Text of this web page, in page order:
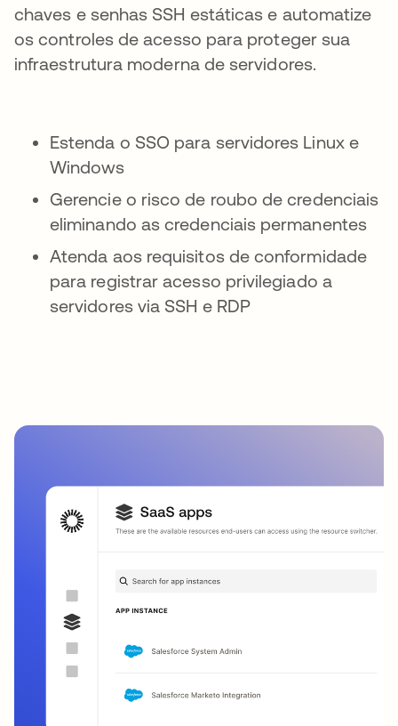
chaves e senhas SSH estáticas e automatize
os controles de acesso para proteger sua
infraestrutura moderna de servidores.
Estenda o SSO para servidores Linux e
Windows
Gerencie o risco de roubo de credenciais
eliminando as credenciais permanentes
Atenda aos requisitos de conformidade
para registrar acesso privilegiado a
servidores via SSH e RDP